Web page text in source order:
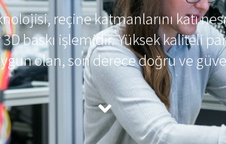
reçine katmanlarını katı
baskı işlemidir. Yüksek kaliteli
olan, son derece doğru ve